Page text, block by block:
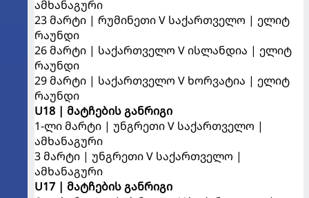
ამხანაგური
23 მარტი | რუმინეთი V საქართველო | ელიტ
რაუნდი
26 მარტი | საქართველო V ისლანდია | ელიტ
რაუნდი
29 მარტი | საქართველო V ხორვატია | ელიტ
რაუნდი
U18 | მატჩების განრიგი
1-ლი მარტი | უნგრეთი V საქართველო |
ამხანაგური
3 მარტი | უნგრეთი V საქართველო |
ამხანაგური
U17 | მატჩების განრიგი